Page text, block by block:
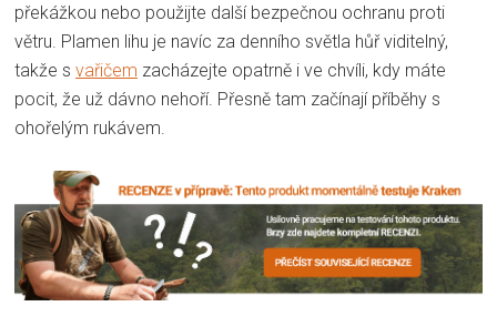
překážkou nebo použijte další bezpečnou ochranu proti
větru. Plamen lihu je navíc za denního světla hůř viditelný,
takže s vařičem zacházejte opatrně i ve chvíli, kdy máte
pocit, že už dávno nehoří. Přesně tam začínají příběhy s
ohořelým rukávem.